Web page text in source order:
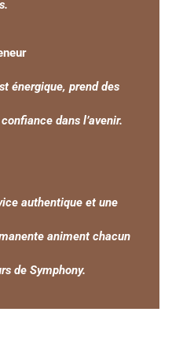
énergique, prend des
dans l’avenir.
authentique et une
animent chacun
de Symphony.